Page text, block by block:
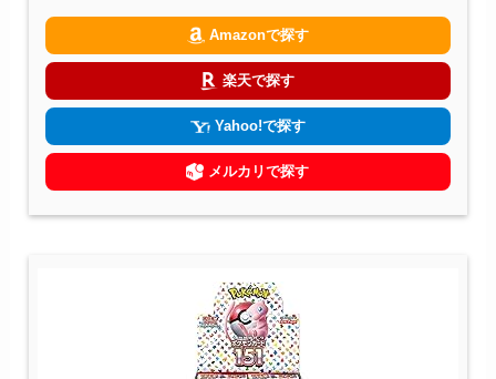
Amazonで探す
楽天で探す
Yahoo!で探す
メルカリで探す